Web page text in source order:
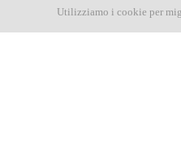
Utilizziamo i cookie per
27 GENNAIO 2026